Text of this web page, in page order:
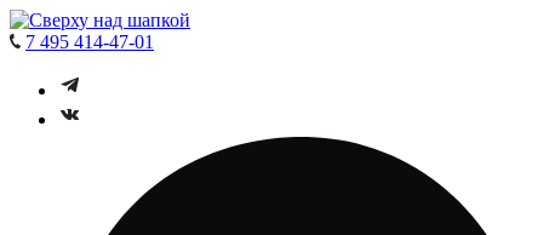
7 495 414-47-01